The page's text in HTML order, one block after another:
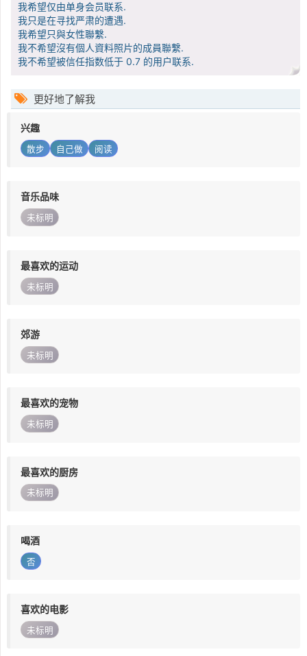
我希望仅由单身会员联系.
我只是在寻找严肃的遭遇.
我希望只與女性聯繫.
我不希望沒有個人資料照片的成員聯繫.
我不希望被信任指数低于 0.7 的用户联系.
更好地了解我
兴趣
散步 自己做 阅读
音乐品味
未标明
最喜欢的运动
未标明
郊游
未标明
最喜欢的宠物
未标明
最喜欢的厨房
未标明
喝酒
否
喜欢的电影
未标明